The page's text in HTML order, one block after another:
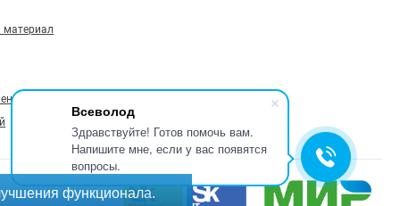
Всеволод
Здравствуйте! Готов помочь вам.
Напишите мне, если у вас появятся
вопросы.
функционала.